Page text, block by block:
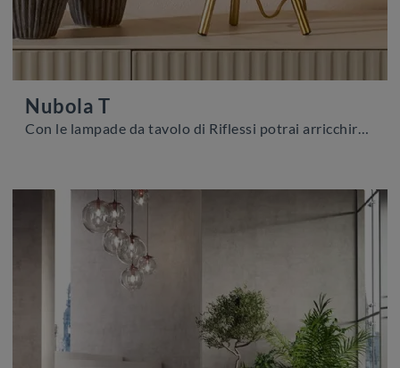
Nubola T
Con le lampade da tavolo di Riflessi potrai arricchire i tuoi interni: clicca e scopri Nubola T!